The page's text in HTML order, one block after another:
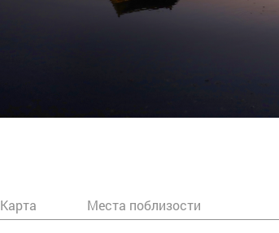
Карта Места поблизости